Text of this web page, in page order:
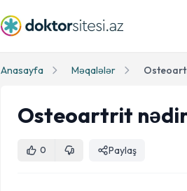
Anasayfa Məqalələr
Osteoartrit
0 Paylaş